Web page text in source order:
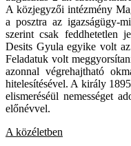
A közjegyzői intézmény
a posztra az igazságügy-
szerint csak feddhetetlen
Desits Gyula egyike volt
Feladatuk volt
azonnal végrehajtható
hitelesítésével. A király
elismeréséül nemességet
előnévvel.
A közéletben